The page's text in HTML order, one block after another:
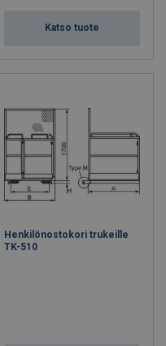
Katso tuote
Henkilönostokori trukeille
TK-510